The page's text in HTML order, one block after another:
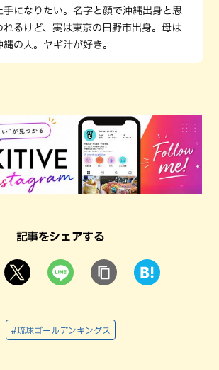
手になりたい。名字と顔で沖縄出身と思
れるけど、実は東京の日野市出身。母は
縄の人。ヤギ汁が好き。
記事をシェアする
#琉球ゴールデンキングス